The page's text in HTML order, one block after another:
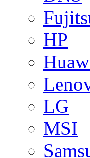
HP
LG
MSI